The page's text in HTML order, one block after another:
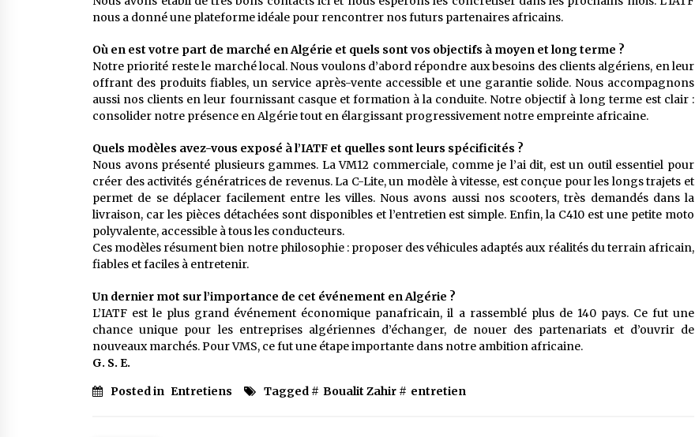
nous a donné une plateforme idéale pour rencontrer nos futurs partenaires africains.
Où en est votre part de marché en Algérie et quels sont vos objectifs à moyen et long terme ?
Notre priorité reste le marché local. Nous voulons d’abord répondre aux besoins des clients algériens, en leur
offrant des produits fiables, un service après-vente accessible et une garantie solide. Nous accompagnons
aussi nos clients en leur fournissant casque et formation à la conduite. Notre objectif à long terme est clair :
consolider notre présence en Algérie tout en élargissant progressivement notre empreinte africaine.
Quels modèles avez-vous exposé à l’IATF et quelles sont leurs spécificités ?
Nous avons présenté plusieurs gammes. La VM12 commerciale, comme je l’ai dit, est un outil essentiel pour
créer des activités génératrices de revenus. La C-Lite, un modèle à vitesse, est conçue pour les longs trajets et
permet de se déplacer facilement entre les villes. Nous avons aussi nos scooters, très demandés dans la
livraison, car les pièces détachées sont disponibles et l’entretien est simple. Enfin, la C410 est une petite moto
polyvalente, accessible à tous les conducteurs.
Ces modèles résument bien notre philosophie : proposer des véhicules adaptés aux réalités du terrain africain,
fiables et faciles à entretenir.
Un dernier mot sur l’importance de cet événement en Algérie ?
L’IATF est le plus grand événement économique panafricain, il a rassemblé plus de 140 pays. Ce fut une
chance unique pour les entreprises algériennes d’échanger, de nouer des partenariats et d’ouvrir de
nouveaux marchés. Pour VMS, ce fut une étape importante dans notre ambition africaine.
G. S. E.
Posted in Entretiens Tagged # Boualit Zahir # entretien